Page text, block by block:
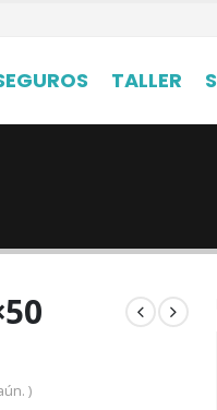
TALLER
)